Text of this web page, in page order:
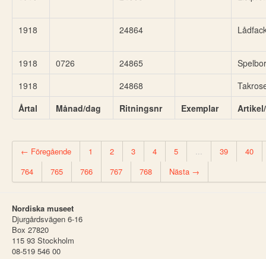
1918 24864
1918 0726 24865
1918
24868
Årtal
Månad/dag Ritningsnr Exemplar
← Föregående 1 2 3 4 5 ... 39
40
764
765 766 767 768 Nästa →
Nordiska museet
Djurgårdsvägen 6-16
Box 27820
115 93 Stockholm
08-519 546 00